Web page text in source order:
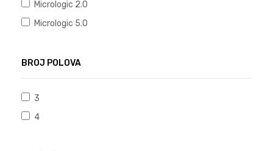
Micrologic 2.0
Micrologic 5.0
BROJ POLOVA
3
4